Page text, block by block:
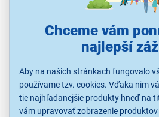
Chceme vám
najlepší
Aby na našich stránkach fungovalo
používame tzv. cookies. Vďaka nim
tie najhľadanejšie produkty hneď na
vám upravovať zobrazenie
Camouflage 12121210
Fotopasca, snímač 20 MPX, 1080 p
nočného videnia 20 metrov, detekčný
prevádzková teplota -20 až 60